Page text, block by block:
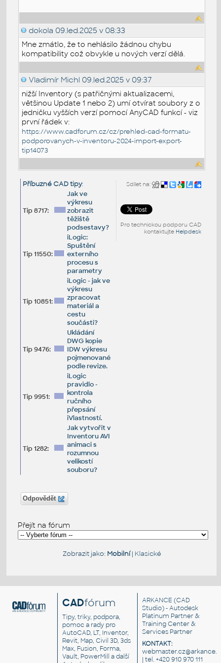
dokola 09.led.2025 v 08:33
Mne zmátlo, že to nehlásilo žádnou chybu
kompatibility což obvykle u nových verzí dělá.
Vladimír Michl 09.led.2025 v 09:37
nižší Inventory (s patřičnými aktualizacemi,
většinou Update 1 nebo 2) umí otvírat soubory z o
jedničku vyšších verzí pomocí AnyCAD funkcí - viz
první řádek v:
https://www.cadforum.cz/cz/prehled-cad-formatu-
podporovanych-v-inventoru-2024-import-export-
tip14073
Sdílet na:
Pro technickou podporu CAD
kontaktujte Helpdesk
Příbuzné CAD tipy:
Tip 8717:
Jak ve
výkresu
zobrazit
těžiště
podsestavy?
Tip 11550:
iLogic:
Spuštění
externího
procesu s
parametry
Tip 10851:
iLogic - jak ve
výkresu
zpracovat
materiál a
cestu
součásti?
Tip 9476:
Ukládání
DWG kopie
IDW výkresu
pojmenované
podle revize.
Tip 9951:
iLogic
pravidlo -
kontrola
ručního
přepsání
iVlastností.
Tip 1282:
Jak vytvořit v
Inventoru AVI
animaci s
rozumnou
velikostí
souboru?
Odpovědět
Přejít na fórum
Zobrazit jako: Mobilní| Klasické
CADfórum
Tipy, triky, podpora,
pomoc a rady pro
AutoCAD, LT, Inventor,
Revit, Map, Civil 3D, 3ds
Max, Fusion, Forma,
Vault, PowerMill a další
ARKANCE (CAD
Studio) - Autodesk
Platinum Partner &
Training Center &
Services Partner
KONTAKT:
| tel. +420 910 970 111